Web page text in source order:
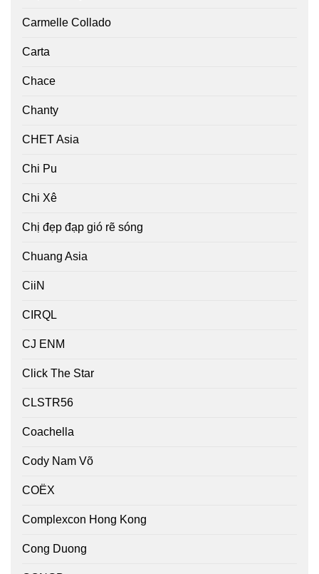
Carmelle Collado
Carta
Chace
Chanty
CHET Asia
Chi Pu
Chi Xê
Chị đẹp đạp gió rẽ sóng
Chuang Asia
CiiN
CIRQL
CJ ENM
Click The Star
CLSTR56
Coachella
Cody Nam Võ
COËX
Complexcon Hong Kong
Cong Duong